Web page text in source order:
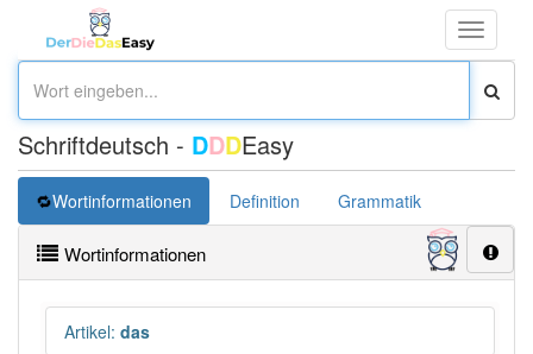
Toggle
Schriftdeutsch - DDDEasy
Wortinformationen Definition Grammatik
Wortinformationen
Artikel: das